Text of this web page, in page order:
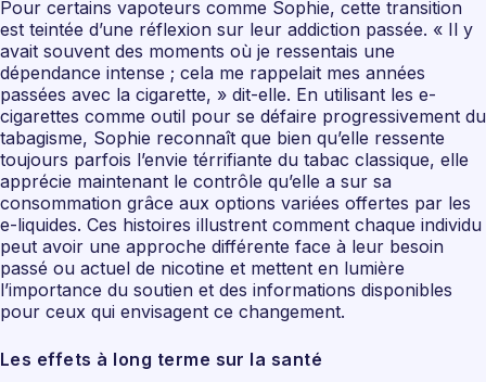
Pour certains vapoteurs comme Sophie, cette transition
est teintée d’une réflexion sur leur addiction passée. « Il y
avait souvent des moments où je ressentais une
dépendance intense ; cela me rappelait mes années
passées avec la cigarette, » dit-elle. En utilisant les e-
cigarettes comme outil pour se défaire progressivement du
tabagisme, Sophie reconnaît que bien qu’elle ressente
toujours parfois l’envie térrifiante du tabac classique, elle
apprécie maintenant le contrôle qu’elle a sur sa
consommation grâce aux options variées offertes par les
e-liquides. Ces histoires illustrent comment chaque individu
peut avoir une approche différente face à leur besoin
passé ou actuel de nicotine et mettent en lumière
l’importance du soutien et des informations disponibles
pour ceux qui envisagent ce changement.
Les effets à long terme sur la santé